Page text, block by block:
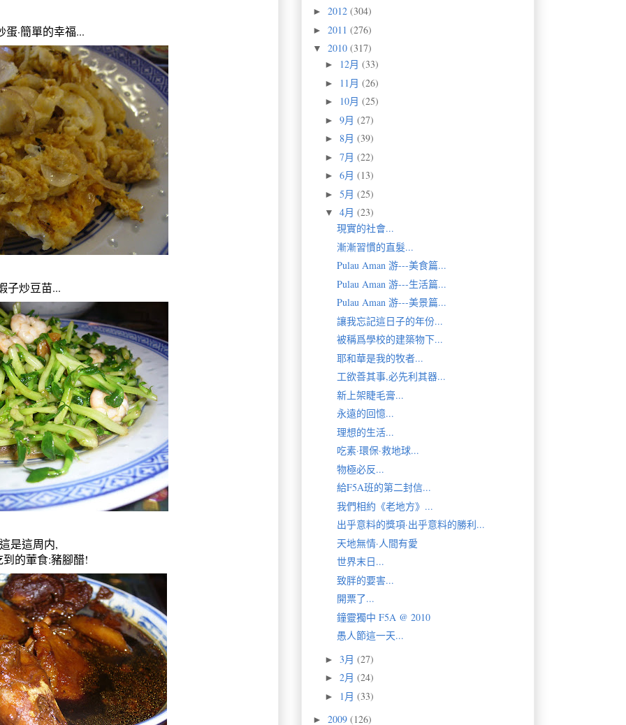
蛋·簡單的幸福...
子炒豆苗...
這是這周内,
的葷食:豬腳醋!
► 2012 (304)
► 2011 (276)
▼ 2010 (317)
► 12月 (33)
► 11月 (26)
► 10月 (25)
► 9月 (27)
► 8月 (39)
► 7月 (22)
► 6月 (13)
► 5月 (25)
▼ 4月 (23)
現實的社會...
漸漸習慣的直髮...
Pulau Aman 游---美食篇...
Pulau Aman 游---生活篇...
Pulau Aman 游---美景篇...
讓我忘記這日子的年份...
被稱爲學校的建築物下...
耶和華是我的牧者...
工欲善其事,必先利其器...
新上架睫毛膏...
永遠的回憶...
理想的生活...
吃素·環保·救地球...
物極必反...
給F5A班的第二封信...
我們相約《老地方》...
出乎意料的獎項·出乎意料的勝利...
天地無情·人間有愛
世界末日...
致胖的要害...
開票了...
鐘靈獨中 F5A @ 2010
愚人節這一天...
► 3月 (27)
► 2月 (24)
► 1月 (33)
► 2009 (126)